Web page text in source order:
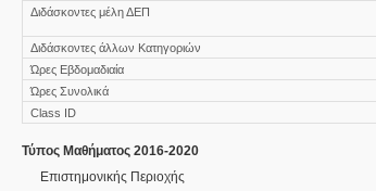
Διδάσκοντες μέλη ΔΕΠ
Διδάσκοντες άλλων Κατηγοριών
Ώρες Εβδομαδιαία
Ώρες Συνολικά
Class ID
Τύπος Μαθήματος 2016-2020
Επιστημονικής Περιοχής